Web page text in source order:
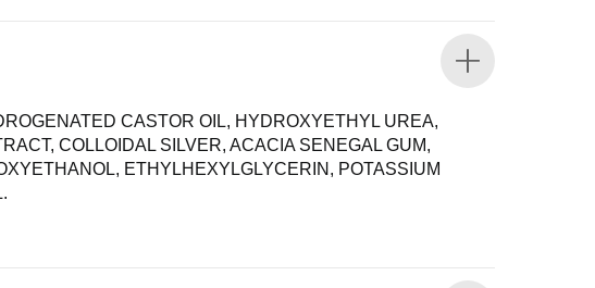
CASTOR OIL, HYDROXYETHYL UREA,
COLLOIDAL SILVER, ACACIA SENEGAL GUM,
ETHYLHEXYLGLYCERIN, POTASSIUM